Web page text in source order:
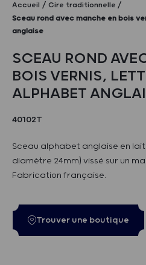
Accueil
Cire traditionnelle
Sceau rond avec manche en bois
anglaise
SCEAU ROND
BOIS VERNIS,
ALPHABET
40102T
Sceau alphabet anglaise en
diamètre 24mm) vissé sur un
Fabrication française.
Trouver une boutique